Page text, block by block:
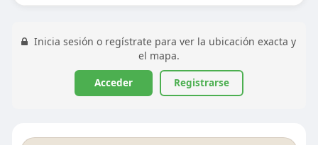
Inicia sesión o regístrate para ver la ubicación exacta y
el mapa.
Acceder Registrarse